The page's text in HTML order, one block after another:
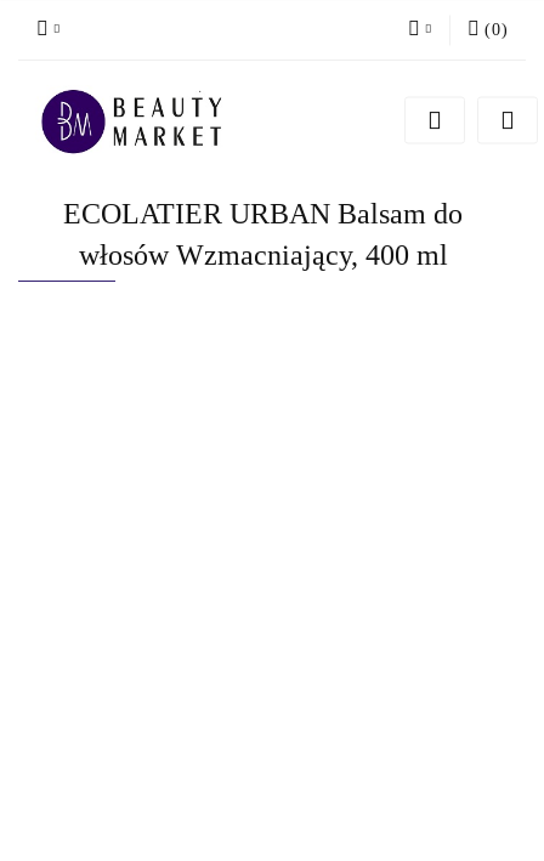
Zarejestruj się
(0)
ECOLATIER URBAN Balsam do
włosów Wzmacniający, 400 ml